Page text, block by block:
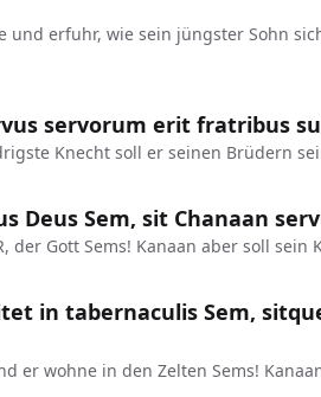
und erfuhr, wie sein jüngster Sohn
servorum erit fratribus
Knecht soll er seinen Brüdern
Deus Sem, sit Chanaan
der Gott Sems! Kanaan aber soll sein
in tabernaculis Sem,
er wohne in den Zelten Sems!